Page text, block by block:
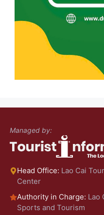
Managed by:
Head Office: Lao Cai
Center
Authority in Charge: Lao
Sports and Tourism